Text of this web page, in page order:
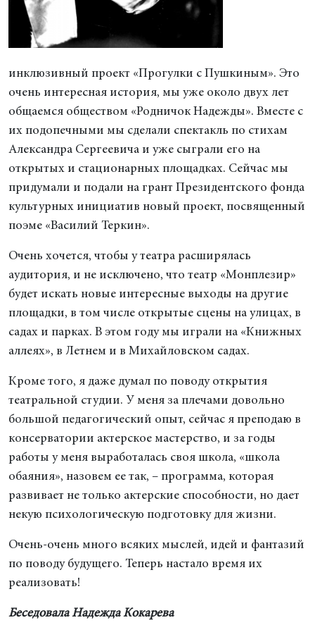
инклюзивный проект «Прогулки с Пушкиным». Это
очень интересная история, мы уже около двух лет
общаемся обществом «Родничок Надежды». Вместе с
их подопечными мы сделали спектакль по стихам
Александра Сергеевича и уже сыграли его на
открытых и стационарных площадках. Сейчас мы
придумали и подали на грант Президентского фонда
культурных инициатив новый проект, посвященный
поэме «Василий Теркин».
Очень хочется, чтобы у театра расширялась
аудитория, и не исключено, что театр «Монплезир»
будет искать новые интересные выходы на другие
площадки, в том числе открытые сцены на улицах, в
садах и парках. В этом году мы играли на «Книжных
аллеях», в Летнем и в Михайловском садах.
Кроме того, я даже думал по поводу открытия
театральной студии. У меня за плечами довольно
большой педагогический опыт, сейчас я преподаю в
консерватории актерское мастерство, и за годы
работы у меня выработалась своя школа, «школа
обаяния», назовем ее так, – программа, которая
развивает не только актерские способности, но дает
некую психологическую подготовку для жизни.
Очень-очень много всяких мыслей, идей и фантазий
по поводу будущего. Теперь настало время их
реализовать!
Беседовала Надежда Кокарева